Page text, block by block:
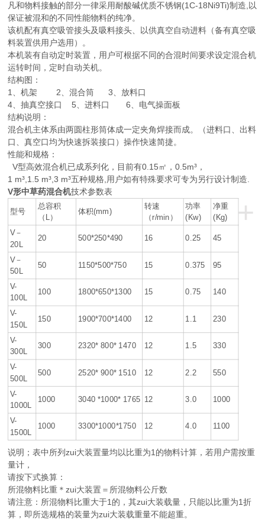
凡和物料接触的部分一律采用耐酸碱优质不锈钢(1C-18Ni9Ti)制造,以
保证被混和的不同性能物料的纯净。
该机配有真空吸管接头及吸料接头、以供真空自动进料（备有真空吸
料装置供用户选用）。
本机装有自动定时装置，用户可根据不同的合混时间要求设定混合机
运转时间，定时自动关机。
结构图：
1、机架 2、混合筒 3、放料口
4、抽真空接口 5、进料口 6、电气操面板
结构说明：
混合机主体系由两圆柱形筒体成一定夹角焊接而成。（进料口、出料
口、真空口均为快速拆装接口）操作快速简捷。
性能和规格：
V型高效混合机已成系列化，目前有0.15㎡，0.5m³，
1 m³,1.5 m³,3 m³五种规格,用户如有特殊要求可专为另行设计制造.
V形中草药混合机技术参数表
+
型号
总容积
（L）
体积(mm)
转速
（r/min）
功率
(Kw)
净重
(Kg)
V－
20L
20 500*250*490 16 0.25 45
V－
50L
50 1150*500*750 15 0.375 95
V-
100L
100 1800*650*1300 15 0.75 140
V-
150L
150 1900*700*1400 12 1.1 230
V-
300L
300 2320* 800* 1470 12 1.5 330
V-
500L
500 2520* 900* 1510 12 2.2 550
V-
1000L
1000 3040 *1000* 1765 12 3.0 1000
V-
1500L
1000 3300*1000*1750 12 4.0 1100
说明；表中所列zui大装置量均以比重为1的物料计算，若用户需按重
量计，
请按下式换算：
所混物料比重＊zui大装置＝所混物料公斤数
请注意：所混物料比重大于1的，其zui大装载量，只能以比重为1折
算，即所选规格的装量为zui大装载重量不能超重。